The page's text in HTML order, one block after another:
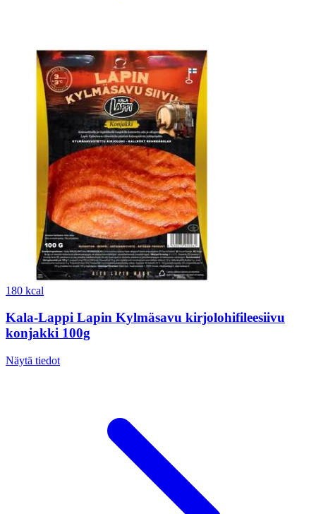
180 kcal
Kala-Lappi Lapin Kylmäsavu kirjolohifileesiivu
konjakki 100g
Näytä tiedot